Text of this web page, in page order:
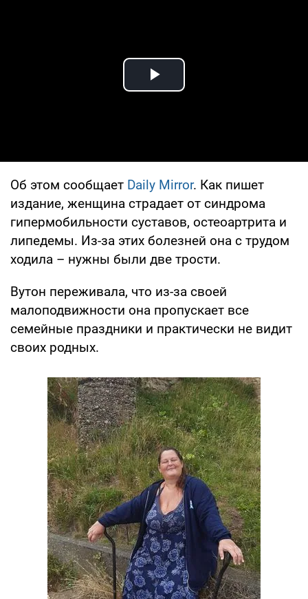
Play Video
Об этом сообщает Daily Mirror. Как пишет
издание, женщина страдает от синдрома
гипермобильности суставов, остеоартрита и
липедемы. Из-за этих болезней она с трудом
ходила – нужны были две трости.
Вутон переживала, что из-за своей
малоподвижности она пропускает все
семейные праздники и практически не видит
своих родных.